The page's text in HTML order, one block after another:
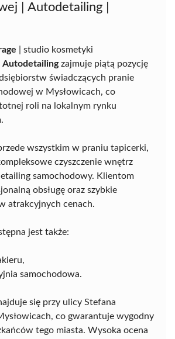
| Autodetailing |
| studio kosmetyki
Autodetailingzajmuje piątą pozycję
świadczących pranie
w Mysłowicach, co
roli na lokalnym rynku
wszystkim w praniu tapicerki,
czyszczenie wnętrz
samochodowy. Klientom
obsługę oraz szybkie
atrakcyjnych cenach.
jest także:
samochodowa.
się przy ulicy Stefana
co gwarantuje wygodny
tego miasta. Wysoka ocena